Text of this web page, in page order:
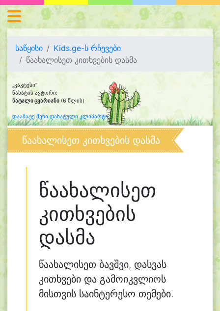
საწყისი
Kids.ge-ს რჩევები
წაახალისეთ კითხვების დასმა
„კაკტუსი“
ნახატის ავტორი:
ნატალი ცვარიანი (6 წლის)
დაამატე შენი დახატული კლიპარტი
წაახალისეთ კითხვების დასმა
წაახალისეთ
კითხვების
დასმა
წაახალისეთ ბავშვი, დასვას
კითხვები და გამოიკვლიოს
მისთვის საინტერესო თემები.